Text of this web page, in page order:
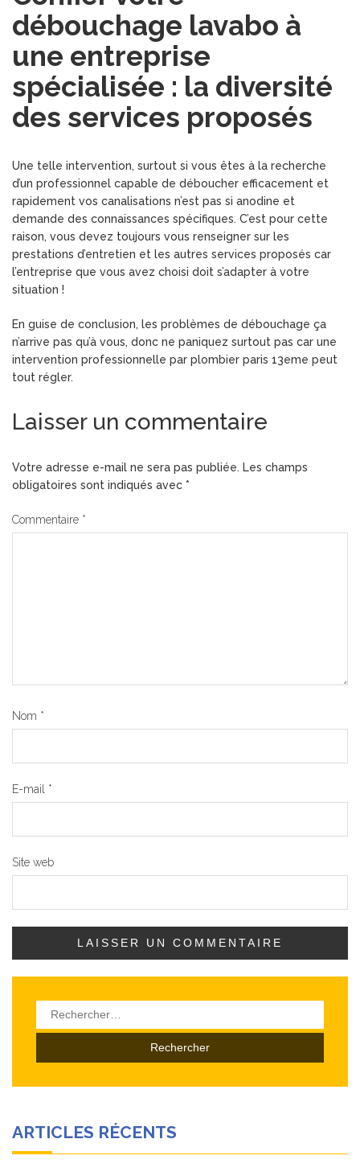
débouchage lavabo à
une entreprise
spécialisée : la diversité
des services proposés
Une telle intervention, surtout si vous êtes à la recherche
d’un professionnel capable de déboucher efficacement et
rapidement vos canalisations n’est pas si anodine et
demande des connaissances spécifiques. C’est pour cette
raison, vous devez toujours vous renseigner sur les
prestations d’entretien et les autres services proposés car
l’entreprise que vous avez choisi doit s’adapter à votre
situation !
En guise de conclusion, les problèmes de débouchage ça
n’arrive pas qu’à vous, donc ne paniquez surtout pas car une
intervention professionnelle par plombier paris 13eme peut
tout régler.
Laisser un commentaire
Votre adresse e-mail ne sera pas publiée. Les champs
obligatoires sont indiqués avec *
Commentaire *
Nom *
E-mail *
Site web
Rechercher :
ARTICLES RÉCENTS